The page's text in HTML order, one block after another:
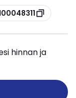
hinnan ja